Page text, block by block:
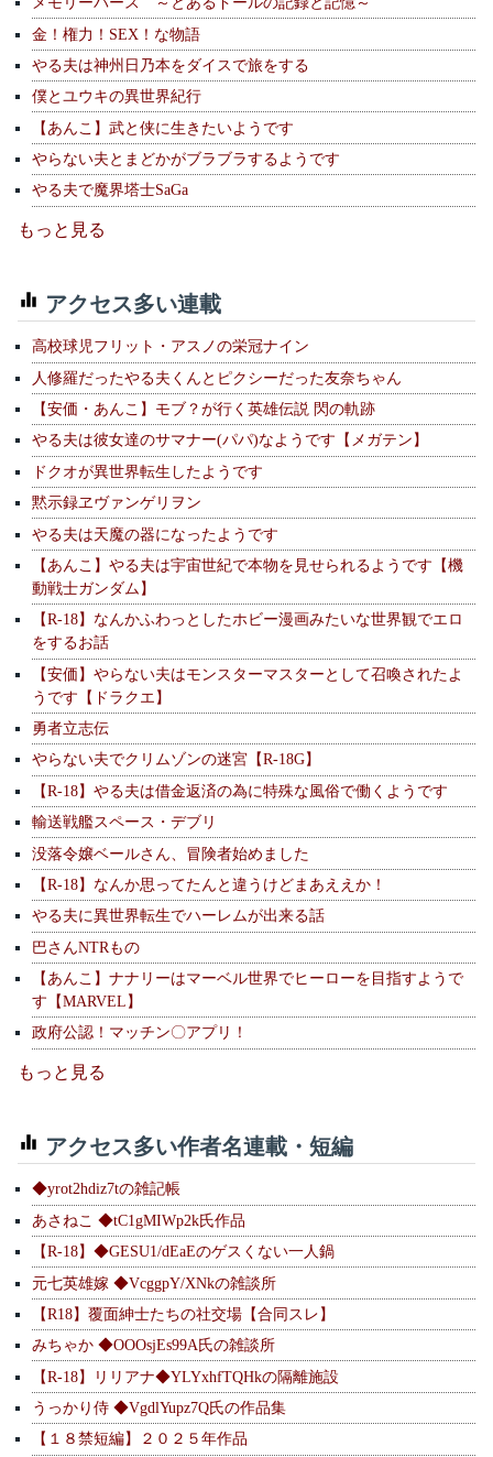
金！権力！SEX！な物語
やる夫は神州日乃本をダイスで旅をする
僕とユウキの異世界紀行
【あんこ】武と侠に生きたいようです
やらない夫とまどかがブラブラするようです
やる夫で魔界塔士SaGa
もっと見る
アクセス多い連載
高校球児フリット・アスノの栄冠ナイン
人修羅だったやる夫くんとピクシーだった友奈ちゃん
【安価・あんこ】モブ？が行く英雄伝説 閃の軌跡
やる夫は彼女達のサマナー(パパ)なようです【メガテン】
ドクオが異世界転生したようです
黙示録ヱヴァンゲリヲン
やる夫は天魔の器になったようです
【あんこ】やる夫は宇宙世紀で本物を見せられるようです【機
動戦士ガンダム】
【R-18】なんかふわっとしたホビー漫画みたいな世界観でエロ
をするお話
【安価】やらない夫はモンスターマスターとして召喚されたよ
うです【ドラクエ】
勇者立志伝
やらない夫でクリムゾンの迷宮【R-18G】
【R-18】やる夫は借金返済の為に特殊な風俗で働くようです
輸送戦艦スペース・デブリ
没落令嬢ベールさん、冒険者始めました
【R-18】なんか思ってたんと違うけどまあええか！
やる夫に異世界転生でハーレムが出来る話
巴さんNTRもの
【あんこ】ナナリーはマーベル世界でヒーローを目指すようで
す【MARVEL】
政府公認！マッチン〇アプリ！
もっと見る
アクセス多い作者名連載・短編
◆yrot2hdiz7tの雑記帳
あさねこ ◆tC1gMIWp2k氏作品
【R-18】◆GESU1/dEaEのゲスくない一人鍋
元七英雄嫁 ◆VcggpY/XNkの雑談所
【R18】覆面紳士たちの社交場【合同スレ】
みちゃか ◆OOOsjEs99A氏の雑談所
【R-18】リリアナ◆YLYxhfTQHkの隔離施設
うっかり侍 ◆VgdlYupz7Q氏の作品集
【１８禁短編】２０２５年作品